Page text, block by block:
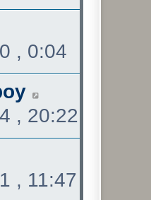
, 0:04
, 20:22
, 11:47